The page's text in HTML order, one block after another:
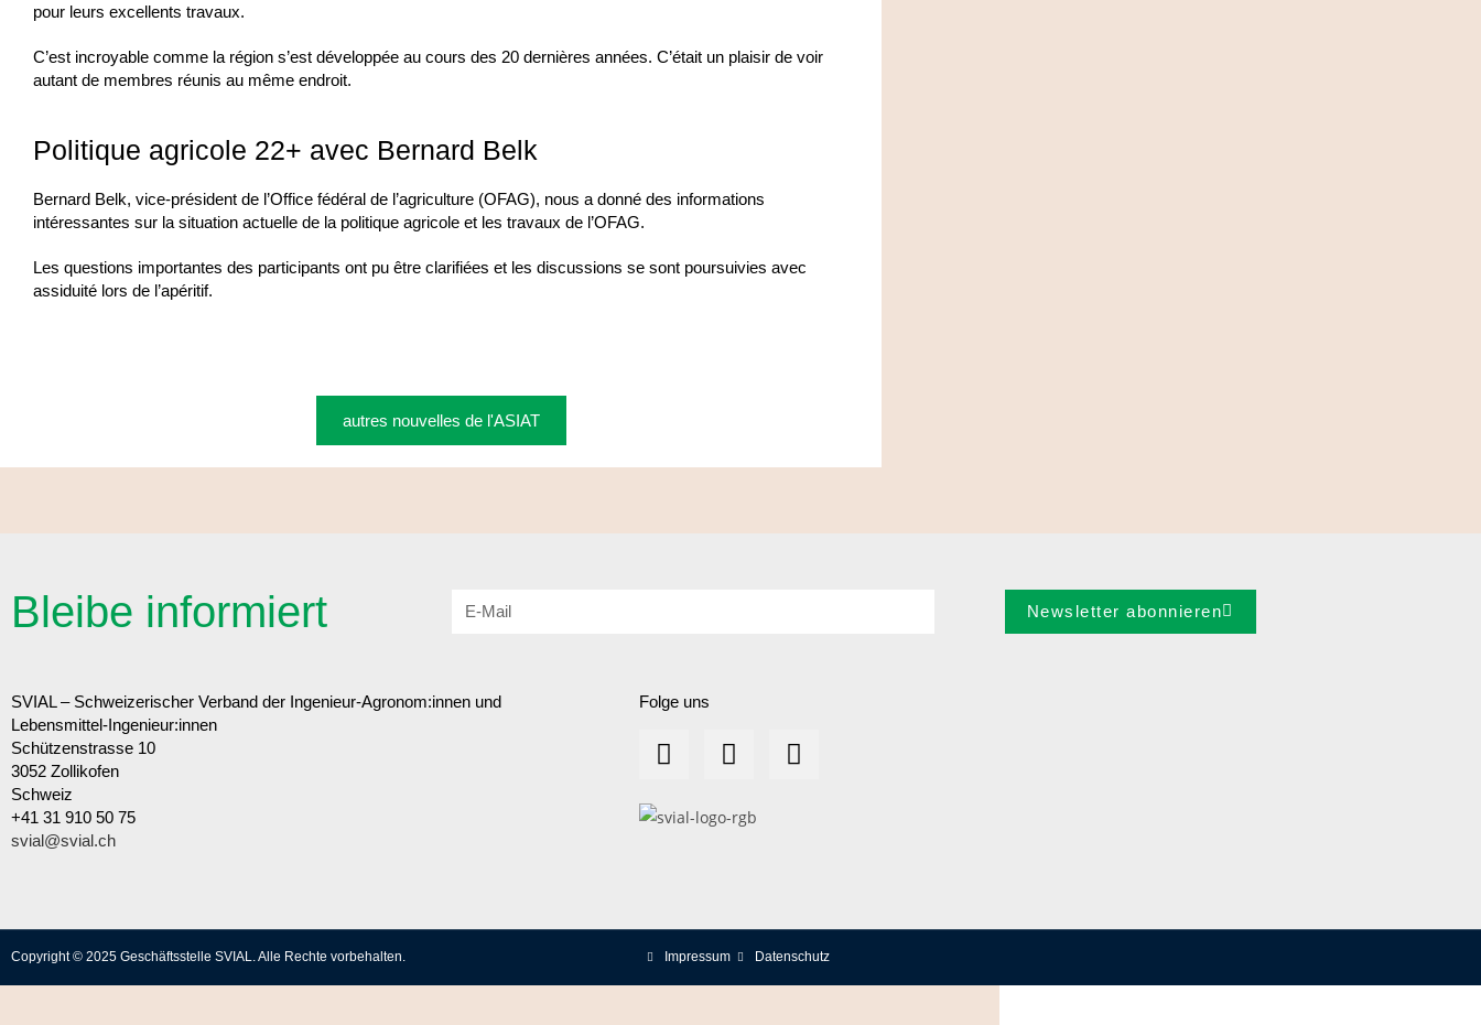
pour leurs excellents travaux.
C’est incroyable comme la région s’est développée au cours des 20 dernières années. C’était un plaisir de voir
autant de membres réunis au même endroit.
Politique agricole 22+ avec Bernard Belk
Bernard Belk, vice-président de l’Office fédéral de l’agriculture (OFAG), nous a donné des informations
intéressantes sur la situation actuelle de la politique agricole et les travaux de l’OFAG.
Les questions importantes des participants ont pu être clarifiées et les discussions se sont poursuivies avec
assiduité lors de l’apéritif.
autres nouvelles de l'ASIAT
Bleibe informiert Newsletter abonnieren
SVIAL – Schweizerischer Verband der Ingenieur-Agronom:innen und
Lebensmittel-Ingenieur:innen
Schützenstrasse 10
3052 Zollikofen
Schweiz
+41 31 910 50 75
svial@svial.ch
Folge uns
Copyright © 2025 Geschäftsstelle SVIAL. Alle Rechte vorbehalten. Impressum Datenschutz